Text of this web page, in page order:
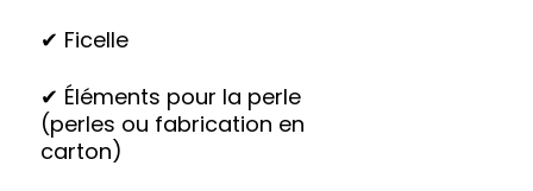
✔ Ficelle
✔ Éléments pour la perle
(perles ou fabrication en
carton)